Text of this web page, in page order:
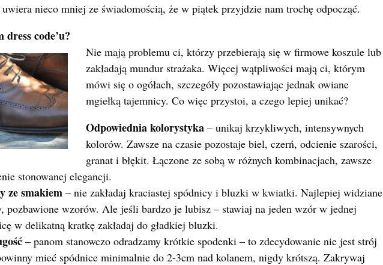
nieco mniej ze świadomością, że w piątek przyjdzie nam trochę odpocząć.
code’u?
Nie mają problemu ci, którzy przebierają się w firmowe koszule lub
zakładają mundur strażaka. Więcej wątpliwości mają ci, którym
mówi się o ogółach, szczegóły pozostawiając jednak owiane
mgiełką tajemnicy. Co więc przystoi, a czego lepiej unikać?
Odpowiednia kolorystyka – unikaj krzykliwych, intensywnych
kolorów. Zawsze na czasie pozostaje biel, czerń, odcienie szarości,
granat i błękit. Łączone ze sobą w różnych kombinacjach, zawsze
stonowanej elegancji.
ze smakiem – nie zakładaj kraciastej spódnicy i bluzki w kwiatki. Najlepiej widziane
pozbawione wzorów. Ale jeśli bardzo je lubisz – stawiaj na jeden wzór w jednej
w delikatną kratkę zakładaj do gładkiej bluzki.
– panom stanowczo odradzamy krótkie spodenki – to zdecydowanie nie jest strój
mieć spódnice minimalnie do 2-3cm nad kolanem, nigdy krótszą. Zakrywaj